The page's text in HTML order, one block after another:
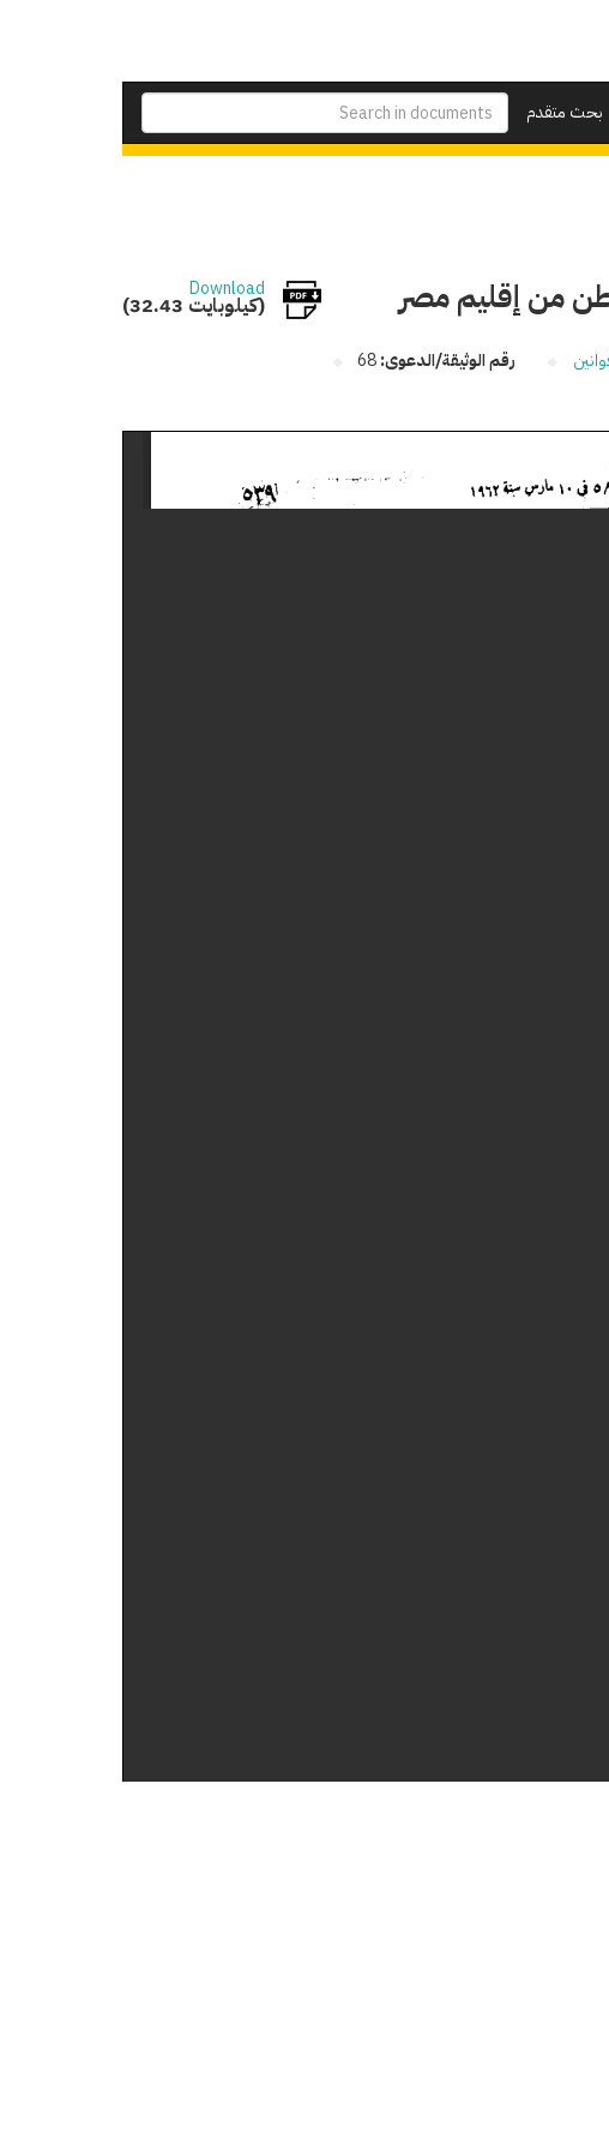
بحث متقدم
من إقليم مصر Download
(32.43 كيلوبايت)
رقم الوثيقة/الدعوى:68